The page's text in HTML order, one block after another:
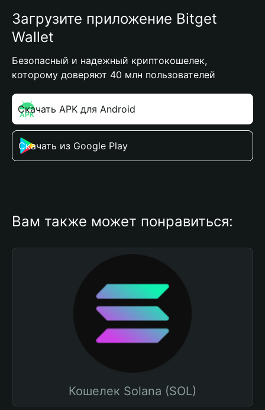
Загрузите приложение Bitget
Wallet
Безопасный и надежный криптокошелек,
которому доверяют 40 млн пользователей
Скачать APK для Android
Скачать из Google Play
Вам также может понравиться:
Кошелек Solana (SOL)